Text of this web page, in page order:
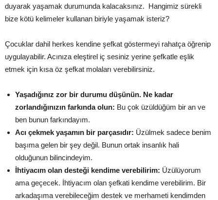
duyarak yaşamak durumunda kalacaksınız. Hangimiz sürekli
bize kötü kelimeler kullanan biriyle yaşamak isteriz?
Çocuklar dahil herkes kendine şefkat göstermeyi rahatça öğrenip
uygulayabilir. Acınıza eleştirel iç sesiniz yerine şefkatle eşlik
etmek için kısa öz şefkat molaları verebilirsiniz.
Yaşadığınız zor bir durumu düşünün. Ne kadar
zorlandığınızın farkında olun: Bu çok üzüldüğüm bir an ve
ben bunun farkındayım.
Acı çekmek yaşamın bir parçasıdır: Üzülmek sadece benim
başıma gelen bir şey değil. Bunun ortak insanlık hali
olduğunun bilincindeyim.
İhtiyacım olan desteği kendime verebilirim: Üzülüyorum
ama geçecek. İhtiyacım olan şefkati kendime verebilirim. Bir
arkadaşıma verebileceğim destek ve merhameti kendimden